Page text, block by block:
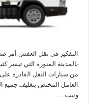
التفكير في نقل العفش أمر
بالمدينة المنورة التي تيسر
من سيارات النقل القادرة
العامل المختص بتغليف جميع
ونيت …